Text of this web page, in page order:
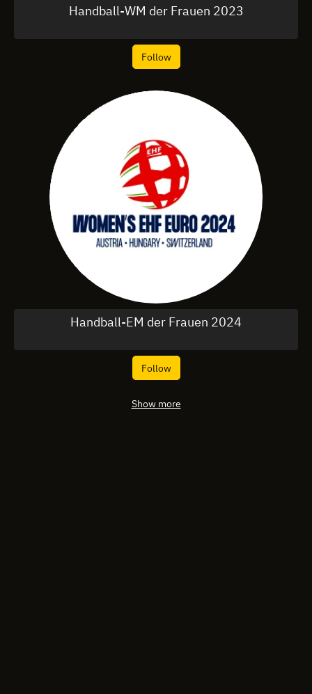
Handball-WM der Frauen 2023
Follow
Handball-EM der Frauen 2024
Follow
Show more